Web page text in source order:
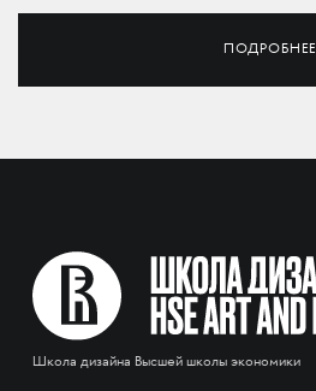
ПОДРОБНЕЕ
Школа дизайна Высшей школы экономики